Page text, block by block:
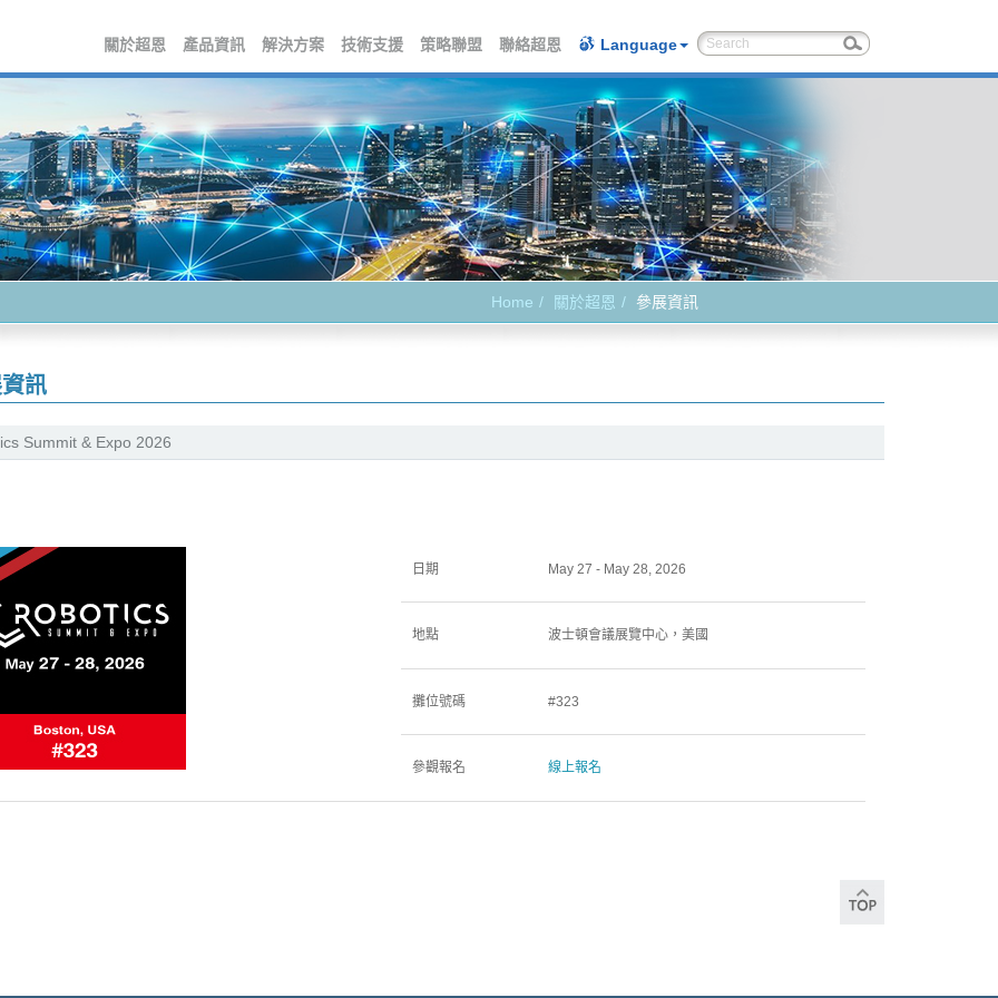
關於超恩 產品資訊 解決方案 技術支援 策略聯盟 聯絡超恩 Language
Home 關於超恩 參展資訊
訊
Summit & Expo 2026
日期 May 27 - May 28, 2026
地點 波士頓會議展覽中心，美國
攤位號碼 #323
參觀報名 線上報名